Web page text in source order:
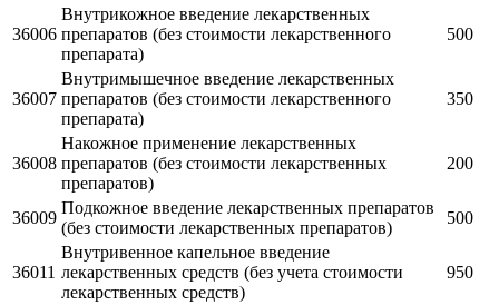
36006
Внутрикожное введение лекарственных
препаратов (без стоимости лекарственного
препарата)
500
36007
Внутримышечное введение лекарственных
препаратов (без стоимости лекарственного
препарата)
350
36008
Накожное применение лекарственных
препаратов (без стоимости лекарственных
препаратов)
200
36009
Подкожное введение лекарственных препаратов
(без стоимости лекарственных препаратов)
500
36011
Внутривенное капельное введение
лекарственных средств (без учета стоимости
лекарственных средств)
950